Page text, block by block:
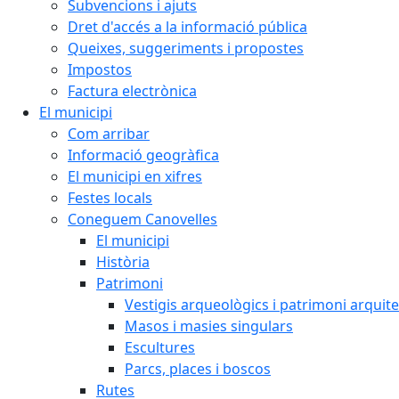
Subvencions i ajuts
Dret d'accés a la informació pública
Queixes, suggeriments i propostes
Impostos
Factura electrònica
El municipi
Com arribar
Informació geogràfica
El municipi en xifres
Festes locals
Coneguem Canovelles
El municipi
Història
Patrimoni
Vestigis arqueològics i patrimoni
Masos i masies singulars
Escultures
Parcs, places i boscos
Rutes